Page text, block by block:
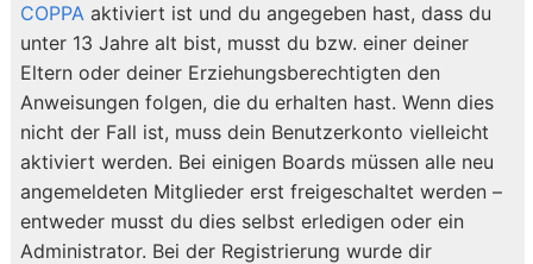
COPPA aktiviert ist und du angegeben hast, dass du
unter 13 Jahre alt bist, musst du bzw. einer deiner
Eltern oder deiner Erziehungsberechtigten den
Anweisungen folgen, die du erhalten hast. Wenn dies
nicht der Fall ist, muss dein Benutzerkonto vielleicht
aktiviert werden. Bei einigen Boards müssen alle neu
angemeldeten Mitglieder erst freigeschaltet werden –
entweder musst du dies selbst erledigen oder ein
Administrator. Bei der Registrierung wurde dir